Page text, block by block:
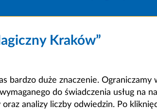
Kraków”
bardzo duże znaczenie. Ograniczamy
do świadczenia usług na
analizy liczby odwiedzin. Po